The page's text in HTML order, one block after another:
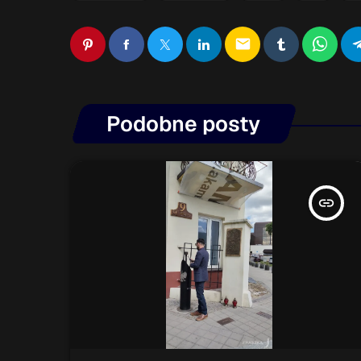
email
Podobne posty
insert_link